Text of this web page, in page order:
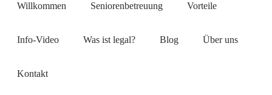
Willkommen Seniorenbetreuung Vorteile
Info-Video Was ist legal? Blog Über uns
Kontakt